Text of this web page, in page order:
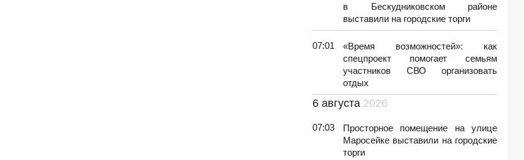
в Бескудниковском районе
выставили на городские торги
07:01
«Время возможностей»: как
спецпроект помогает семьям
участников СВО организовать
отдых
6 августа 2026
07:03
Просторное помещение на улице
Маросейке выставили на городские
торги